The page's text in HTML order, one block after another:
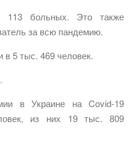
113 больных. Это также
за всю пандемию.
в 5 тыс. 469 человек.
в Украине на Covid-19
из них 19 тыс. 809